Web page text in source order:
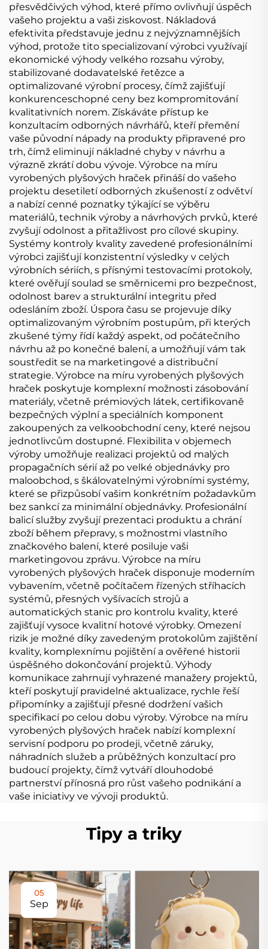
přesvědčivých výhod, které přímo ovlivňují úspěch
vašeho projektu a vaši ziskovost. Nákladová
efektivita představuje jednu z nejvýznamnějších
výhod, protože tito specializovaní výrobci využívají
ekonomické výhody velkého rozsahu výroby,
stabilizované dodavatelské řetězce a
optimalizované výrobní procesy, čímž zajišťují
konkurenceschopné ceny bez kompromitování
kvalitativních norem. Získáváte přístup ke
konzultacím odborných návrhářů, kteří přemění
vaše původní nápady na produkty připravené pro
trh, čímž eliminují nákladné chyby v návrhu a
výrazně zkrátí dobu vývoje. Výrobce na míru
vyrobených plyšových hraček přináší do vašeho
projektu desetiletí odborných zkušeností z odvětví
a nabízí cenné poznatky týkající se výběru
materiálů, technik výroby a návrhových prvků, které
zvyšují odolnost a přitažlivost pro cílové skupiny.
Systémy kontroly kvality zavedené profesionálními
výrobci zajišťují konzistentní výsledky v celých
výrobních sériích, s přísnými testovacími protokoly,
které ověřují soulad se směrnicemi pro bezpečnost,
odolnost barev a strukturální integritu před
odesláním zboží. Úspora času se projevuje díky
optimalizovaným výrobním postupům, při kterých
zkušené týmy řídí každý aspekt, od počátečního
návrhu až po konečné balení, a umožňují vám tak
soustředit se na marketingové a distribuční
strategie. Výrobce na míru vyrobených plyšových
hraček poskytuje komplexní možnosti zásobování
materiály, včetně prémiových látek, certifikovaně
bezpečných výplní a speciálních komponent
zakoupených za velkoobchodní ceny, které nejsou
jednotlivcům dostupné. Flexibilita v objemech
výroby umožňuje realizaci projektů od malých
propagačních sérií až po velké objednávky pro
maloobchod, s škálovatelnými výrobními systémy,
které se přizpůsobí vašim konkrétním požadavkům
bez sankcí za minimální objednávky. Profesionální
balicí služby zvyšují prezentaci produktu a chrání
zboží během přepravy, s možnostmi vlastního
značkového balení, které posiluje vaši
marketingovou zprávu. Výrobce na míru
vyrobených plyšových hraček disponuje moderním
vybavením, včetně počítačem řízených stříhacích
systémů, přesných vyšívacích strojů a
automatických stanic pro kontrolu kvality, které
zajišťují vysoce kvalitní hotové výrobky. Omezení
rizik je možné díky zavedeným protokolům zajištění
kvality, komplexnímu pojištění a ověřené historii
úspěšného dokončování projektů. Výhody
komunikace zahrnují vyhrazené manažery projektů,
kteří poskytují pravidelné aktualizace, rychle řeší
připomínky a zajišťují přesné dodržení vašich
specifikací po celou dobu výroby. Výrobce na míru
vyrobených plyšových hraček nabízí komplexní
servisní podporu po prodeji, včetně záruky,
náhradních služeb a průběžných konzultací pro
budoucí projekty, čímž vytváří dlouhodobé
partnerství přínosná pro růst vašeho podnikání a
vaše iniciativy ve vývoji produktů.
Tipy a triky
05
Sep